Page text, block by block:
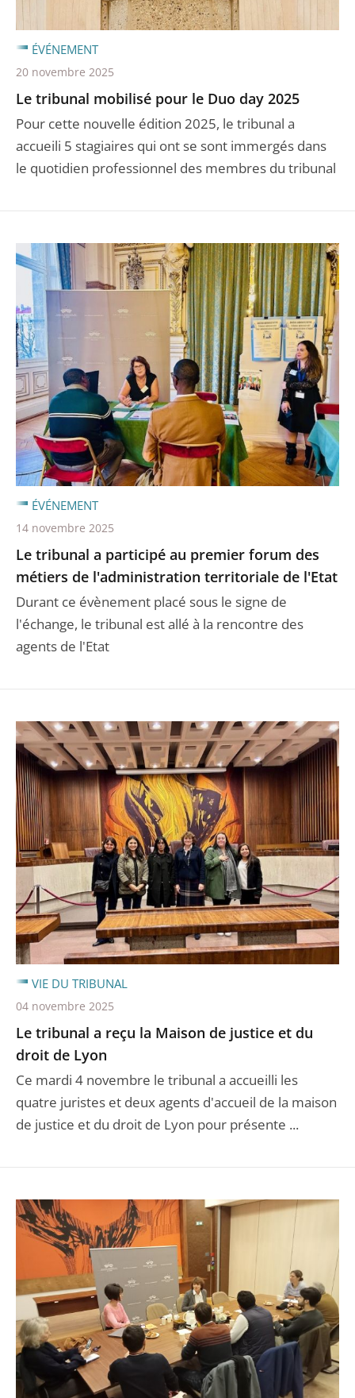
Le tribunal mobilisé pour le Duo day 2025
Pour cette nouvelle édition 2025, le tribunal a
accueili 5 stagiaires qui ont se sont immergés dans
le quotidien professionnel des membres du tribunal
ÉVÉNEMENT
20 novembre 2025
Le tribunal a participé au premier forum des
métiers de l'administration territoriale de l'Etat
Durant ce évènement placé sous le signe de
l'échange, le tribunal est allé à la rencontre des
agents de l'Etat
ÉVÉNEMENT
14 novembre 2025
Le tribunal a reçu la Maison de justice et du
droit de Lyon
Ce mardi 4 novembre le tribunal a accueilli les
quatre juristes et deux agents d'accueil de la maison
de justice et du droit de Lyon pour présente ...
VIE DU TRIBUNAL
04 novembre 2025